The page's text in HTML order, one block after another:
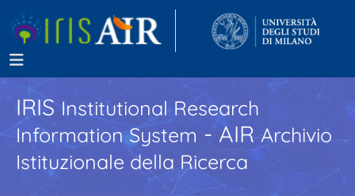
IRISInstitutional Research
Information System - AIR Archivio
Istituzionale della Ricerca